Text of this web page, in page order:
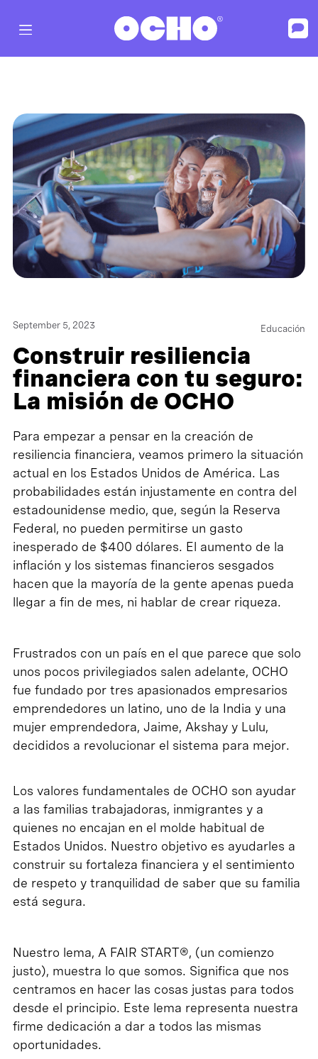
September 5, 2023 Educación
Construir resiliencia
financiera con tu seguro:
La misión de OCHO
Para empezar a pensar en la creación de
resiliencia financiera, veamos primero la situación
actual en los Estados Unidos de América. Las
probabilidades están injustamente en contra del
estadounidense medio, que, según la Reserva
Federal, no pueden permitirse un gasto
inesperado de $400 dólares. El aumento de la
inflación y los sistemas financieros sesgados
hacen que la mayoría de la gente apenas pueda
llegar a fin de mes, ni hablar de crear riqueza.
Frustrados con un país en el que parece que solo
unos pocos privilegiados salen adelante, OCHO
fue fundado por tres apasionados empresarios
emprendedores un latino, uno de la India y una
mujer emprendedora, Jaime, Akshay y Lulu,
decididos a revolucionar el sistema para mejor.
Los valores fundamentales de OCHO son ayudar
a las familias trabajadoras, inmigrantes y a
quienes no encajan en el molde habitual de
Estados Unidos. Nuestro objetivo es ayudarles a
construir su fortaleza financiera y el sentimiento
de respeto y tranquilidad de saber que su familia
está segura.
Nuestro lema, A FAIR START®, (un comienzo
justo), muestra lo que somos. Significa que nos
centramos en hacer las cosas justas para todos
desde el principio. Este lema representa nuestra
firme dedicación a dar a todos las mismas
oportunidades.